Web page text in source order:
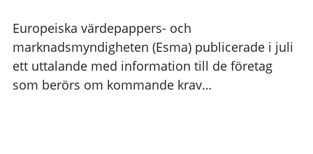
Europeiska värdepappers- och
marknadsmyndigheten (Esma) publicerade i juli
ett uttalande med information till de företag
som berörs om kommande krav…